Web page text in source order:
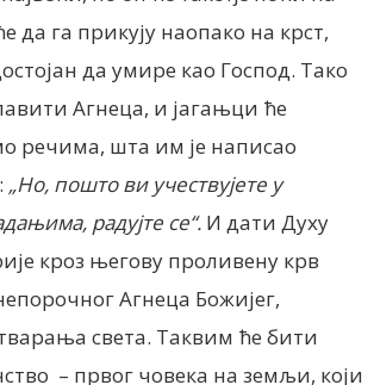
да га прикују наопако на крст,
да умире као Господ. Тако
Агнеца, и јагањци ће
речима, шта им је написао
„Но, пошто ви учествујете у
радујте се“. И дати Духу
кроз његову проливену крв
Агнеца Божијег,
света. Таквим ће бити
– првог човека на земљи, који